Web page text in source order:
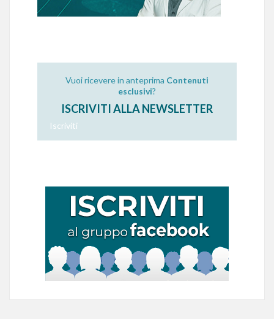
Vuoi ricevere in anteprima Contenuti
esclusivi?
ISCRIVITI ALLA NEWSLETTER
Iscriviti